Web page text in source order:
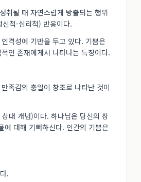
취될 때 자연스럽게 방출되는 행위
적-심리적) 반응이다.
격성에 기반을 두고 있다. 기쁨은
인 존재에게서 나타나는 특징이다.
족감의 충일이 창조로 나타난 것이
대 개념)이다. 하나님은 당신의 창
에 대해 기뻐하신다. 인간의 기쁨은
.